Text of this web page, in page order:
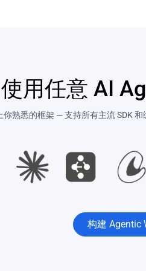
使用任意 AI
你熟悉的框架 — 支持所有主流 SDK
构建 Agentic